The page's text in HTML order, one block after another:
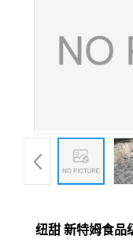
纽甜 新特姆食品